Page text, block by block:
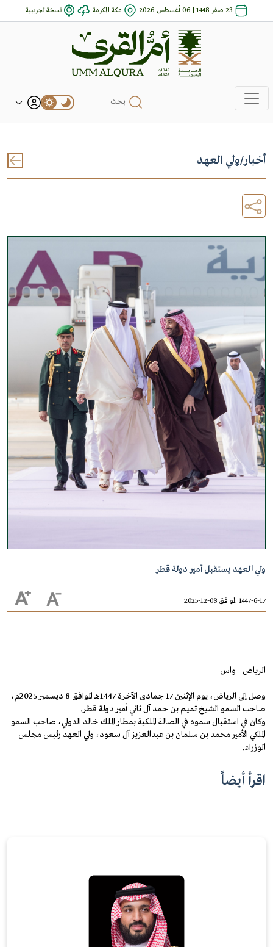
23 صفر 1448 | 06 أغسطس 2026 مكة المكرمة نسخة تجريبية
أخبار/ولي العهد
ولي العهد يستقبل أمير دولة قطر
1447-6-17 الموافق 08-12-2025
الرياض - واس
وصل إلى الرياض، يوم الإثنين 17 جمادى الآخرة 1447هـ الموافق 8 ديسمبر 2025م،
صاحب السمو الشيخ تميم بن حمد آل ثاني أمير دولة قطر.
وكان في استقبال سموه في الصالة الملكية بمطار الملك خالد الدولي، صاحب السمو
الملكي الأمير محمد بن سلمان بن عبدالعزيز آل سعود، ولي العهد رئيس مجلس
الوزراء.
اقرأ أيضاً